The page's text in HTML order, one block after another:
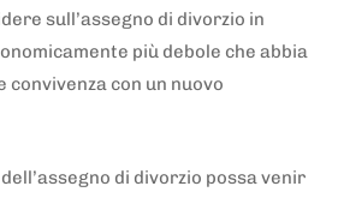
sull’assegno di divorzio in
più debole che abbia
con un nuovo
di divorzio possa venir